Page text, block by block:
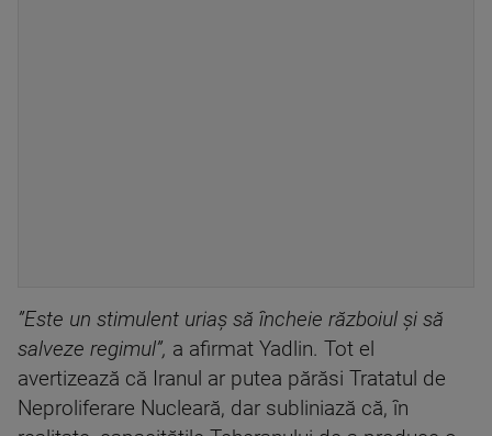
”Este un stimulent uriaş să încheie războiul şi să
salveze regimul”, a afirmat Yadlin. Tot el
avertizează că Iranul ar putea părăsi Tratatul de
Neproliferare Nucleară, dar subliniază că, în